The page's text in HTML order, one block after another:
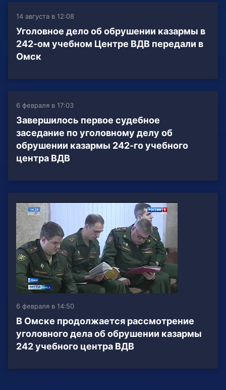
14 августа в 12:08
Уголовное дело об обрушении казармы в
242-ом учебном Центре ВДВ передали в
Омск
6 февраля в 17:03
Завершилось первое судебное
заседание по уголовному делу об
обрушении казармы 242-го учебного
центра ВДВ
6 февраля в 14:50
В Омске продолжается рассмотрение
уголовного дела об обрушении казармы
242 учебного центра ВДВ